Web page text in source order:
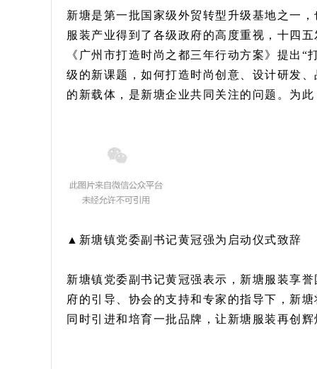
新塘是第一批国家级外贸转型升级基地之一
服装产业得到了各级政府的高度重视，十四
《广州市打造时尚之都三年行动方案》提出
级的新课题，如何打造时尚创意、设计研发
的新载体，是新塘企业共同关注的问题。为
▲新塘镇党委副书记黄冠强为启动仪式致辞
新塘镇党委副书记黄冠强表示，新塘服装享
府的引导、协会的支持和专家的指导下，新
同时引进和培育一批品牌，让新塘服装再创